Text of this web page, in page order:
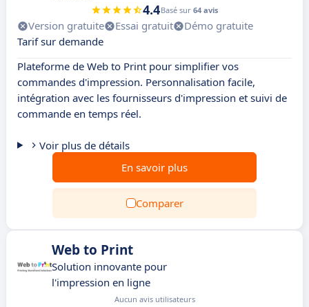
4.4Basé sur 64 avis
Version gratuite Essai gratuit
Démo gratuite
Tarif sur demande
Plateforme de Web to Print pour simplifier vos
commandes d'impression. Personnalisation facile,
intégration avec les fournisseurs d'impression et suivi de
commande en temps réel.
Voir plus de détails
En savoir plus
Comparer
Web to Print
Solution innovante pour
l'impression en ligne
Aucun avis utilisateurs